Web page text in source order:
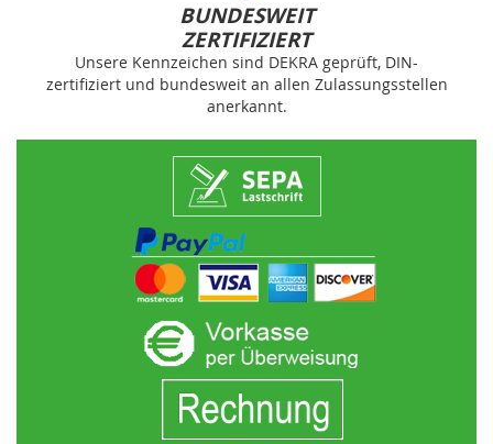
BUNDESWEIT
ZERTIFIZIERT
Unsere Kennzeichen sind DEKRA geprüft, DIN-
zertifiziert und bundesweit an allen Zulassungsstellen
anerkannt.